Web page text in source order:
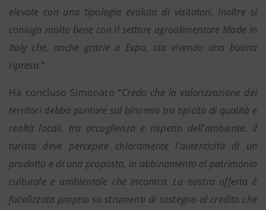
elevate con una tipologia evoluta di visitatori. Inoltre si
coniuga molto bene con il settore agroalimentare Made in
Italy che, anche grazie a Expo, sta vivendo una buona
ripresa.”
Ha concluso Simonato “Credo che la valorizzazione dei
territori debba puntare sul binomio tra tipicità di qualità e
realtà locali, tra accoglienza e rispetto dell’ambiente. Il
turista deve percepire chiaramente l’autenticità di un
prodotto e di una proposta, in abbinamento al patrimonio
culturale e ambientale che incontra. La nostra offerta è
focalizzata proprio su strumenti di sostegno al credito che